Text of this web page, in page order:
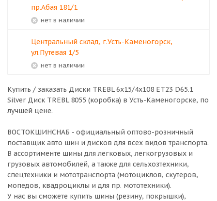
пр.Абая 181/1
Нет в наличии
Центральный склад, г.Усть-Каменогорск,
ул.Путевая 1/5
Нет в наличии
Купить / заказать Диски TREBL 6x15/4x108 ET23 D65.1
Silver Диск TREBL 8055 (коробка) в Усть-Каменогорске, по
лучшей цене.
ВОСТОКШИНСНАБ - официальный оптово-розничный
поставщик авто шин и дисков для всех видов транспорта.
В ассортименте шины для легковых, легкогрузовых и
грузовых автомобилей, а также для сельхозтехники,
спецтехники и мототранспорта (мотоциклов, скутеров,
мопедов, квадроциклы и для пр. мототехники).
У нас вы сможете купить шины (резину, покрышки),